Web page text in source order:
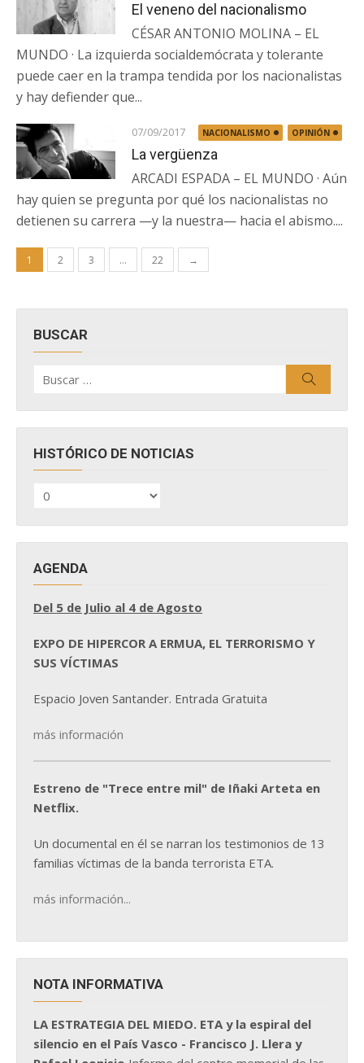
El veneno del nacionalismo
CÉSAR ANTONIO MOLINA – EL
MUNDO · La izquierda socialdemócrata y tolerante
puede caer en la trampa tendida por los nacionalistas
y hay defiender que...
07/09/2017 NACIONALISMO OPINIÓN
La vergüenza
ARCADI ESPADA – EL MUNDO · Aún
hay quien se pregunta por qué los nacionalistas no
detienen su carrera —y la nuestra— hacia el abismo....
Paginación
de
1 2 3 … 22 →
BUSCAR
por:
HISTÓRICO DE NOTICIAS
HISTÓRICO
DE
AGENDA
Del 5 de Julio al 4 de Agosto
EXPO DE HIPERCOR A ERMUA, EL TERRORISMO Y
SUS VÍCTIMAS
Espacio Joven Santander. Entrada Gratuita
más información
Estreno de "Trece entre mil" de Iñaki Arteta en
Netflix.
Un documental en él se narran los testimonios de 13
familias víctimas de la banda terrorista ETA.
más información...
NOTA INFORMATIVA
LA ESTRATEGIA DEL MIEDO. ETA y la espiral del
silencio en el País Vasco - Francisco J. Llera y